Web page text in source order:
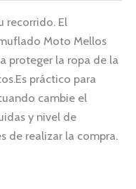
recorrido. El
Moto Mellos
proteger la ropa de la
práctico para
cambie el
y nivel de
de realizar la compra.